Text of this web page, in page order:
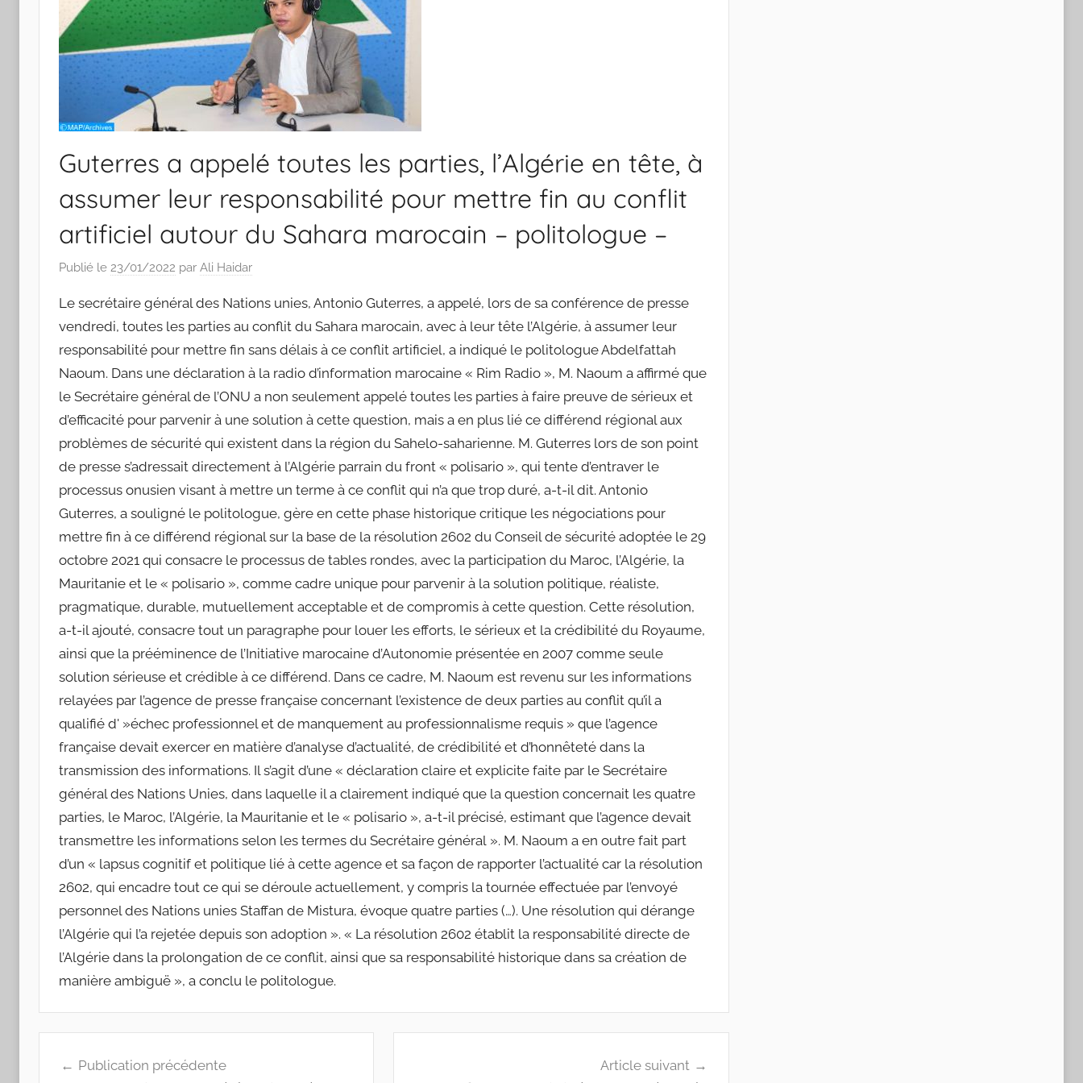
Guterres a appelé toutes les parties, l’Algérie en tête, à
assumer leur responsabilité pour mettre fin au conflit
artificiel autour du Sahara marocain – politologue –
Publié le 23/01/2022 par Ali Haidar
Le secrétaire général des Nations unies, Antonio Guterres, a appelé, lors de sa conférence de presse
vendredi, toutes les parties au conflit du Sahara marocain, avec à leur tête l’Algérie, à assumer leur
responsabilité pour mettre fin sans délais à ce conflit artificiel, a indiqué le politologue Abdelfattah
Naoum. Dans une déclaration à la radio d’information marocaine « Rim Radio », M. Naoum a affirmé que
le Secrétaire général de l’ONU a non seulement appelé toutes les parties à faire preuve de sérieux et
d’efficacité pour parvenir à une solution à cette question, mais a en plus lié ce différend régional aux
problèmes de sécurité qui existent dans la région du Sahelo-saharienne. M. Guterres lors de son point
de presse s’adressait directement à l’Algérie parrain du front « polisario », qui tente d’entraver le
processus onusien visant à mettre un terme à ce conflit qui n’a que trop duré, a-t-il dit. Antonio
Guterres, a souligné le politologue, gère en cette phase historique critique les négociations pour
mettre fin à ce différend régional sur la base de la résolution 2602 du Conseil de sécurité adoptée le 29
octobre 2021 qui consacre le processus de tables rondes, avec la participation du Maroc, l’Algérie, la
Mauritanie et le « polisario », comme cadre unique pour parvenir à la solution politique, réaliste,
pragmatique, durable, mutuellement acceptable et de compromis à cette question. Cette résolution,
a-t-il ajouté, consacre tout un paragraphe pour louer les efforts, le sérieux et la crédibilité du Royaume,
ainsi que la prééminence de l’Initiative marocaine d’Autonomie présentée en 2007 comme seule
solution sérieuse et crédible à ce différend. Dans ce cadre, M. Naoum est revenu sur les informations
relayées par l’agence de presse française concernant l’existence de deux parties au conflit qu’il a
qualifié d' »échec professionnel et de manquement au professionnalisme requis » que l’agence
française devait exercer en matière d’analyse d’actualité, de crédibilité et d’honnêteté dans la
transmission des informations. Il s’agit d’une « déclaration claire et explicite faite par le Secrétaire
général des Nations Unies, dans laquelle il a clairement indiqué que la question concernait les quatre
parties, le Maroc, l’Algérie, la Mauritanie et le « polisario », a-t-il précisé, estimant que l’agence devait
transmettre les informations selon les termes du Secrétaire général ». M. Naoum a en outre fait part
d’un « lapsus cognitif et politique lié à cette agence et sa façon de rapporter l’actualité car la résolution
2602, qui encadre tout ce qui se déroule actuellement, y compris la tournée effectuée par l’envoyé
personnel des Nations unies Staffan de Mistura, évoque quatre parties (…). Une résolution qui dérange
l’Algérie qui l’a rejetée depuis son adoption ». « La résolution 2602 établit la responsabilité directe de
l’Algérie dans la prolongation de ce conflit, ainsi que sa responsabilité historique dans sa création de
manière ambiguë », a conclu le politologue.
de
Publication précédente Article suivant